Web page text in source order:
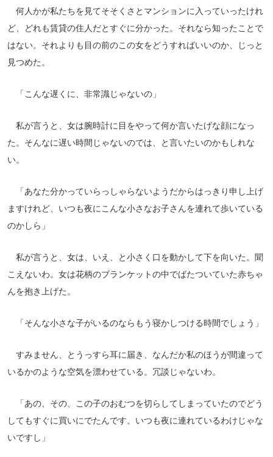
何人かが私たちを見てそそくさとマンションに入っていったけれ
ど、どれも賃貸の住人だとすぐに分かった。それなら知ったことで
はない。それよりも目の前のこの女をどうすればいいのか、じっと
見つめた。
「こんな遅くに、非常識じゃないの」
私が言うと、女は腕時計に目をやって何か言いたげな顔になっ
た。そんなに遅い時間じゃないのでは、と言いたいのかもしれな
い。
「あなた分かっていらっしゃらないようだからはっきり申し上げ
ますけれど、いつも夜にこんな小さなお子さんを連れて歩いている
のかしら」
私が言うと、女は、いえ、と小さく口を動かして下を向いた。聞
こえないわ。女は花柄のブランケットの中でばたついていた赤ちゃ
んを抱き上げた。
「そんな小さな子がいるのならもう寝かしつける時間でしょう」
すみません、とうっすら耳に届き、なんだか私のほうが間違って
いるかのような空気を漂わせている。冗談じゃないわ。
「あの、その、この子のおむつを切らしてしまっていたのでどう
してもすぐに買いにでたんです。いつも夜に連れているわけじゃな
いですし」